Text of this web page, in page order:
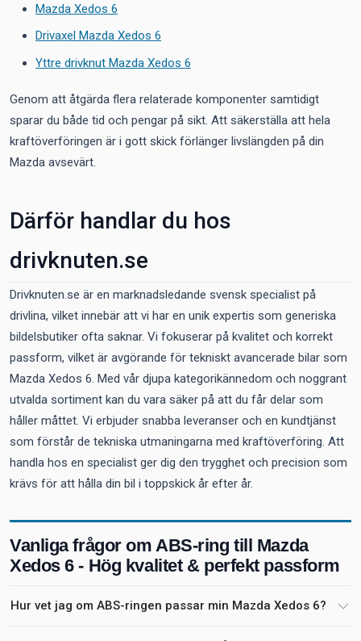
Mazda Xedos 6
Drivaxel Mazda Xedos 6
Yttre drivknut Mazda Xedos 6
Genom att åtgärda flera relaterade komponenter samtidigt
sparar du både tid och pengar på sikt. Att säkerställa att hela
kraftöverföringen är i gott skick förlänger livslängden på din
Mazda avsevärt.
Därför handlar du hos
drivknuten.se
Drivknuten.se är en marknadsledande svensk specialist på
drivlina, vilket innebär att vi har en unik expertis som generiska
bildelsbutiker ofta saknar. Vi fokuserar på kvalitet och korrekt
passform, vilket är avgörande för tekniskt avancerade bilar som
Mazda Xedos 6. Med vår djupa kategorikännedom och noggrant
utvalda sortiment kan du vara säker på att du får delar som
håller måttet. Vi erbjuder snabba leveranser och en kundtjänst
som förstår de tekniska utmaningarna med kraftöverföring. Att
handla hos en specialist ger dig den trygghet och precision som
krävs för att hålla din bil i toppskick år efter år.
Vanliga frågor om ABS-ring till Mazda
Xedos 6 - Hög kvalitet & perfekt passform
Hur vet jag om ABS-ringen passar min Mazda Xedos 6?